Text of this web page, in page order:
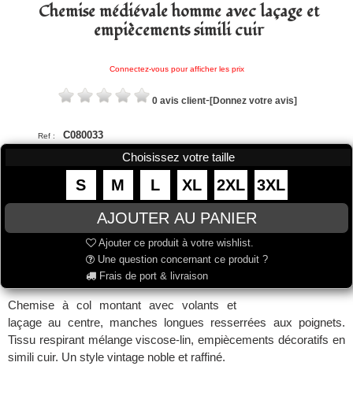
Chemise médiévale homme avec laçage et
empiècements simili cuir
Connectez-vous pour afficher les prix
0 avis client-[Donnez votre avis]
Ref : C080033
Choisissez votre taille
S M L XL 2XL 3XL
Ajouter ce produit à votre wishlist.
Une question concernant ce produit ?
Frais de port & livraison
Chemise à col montant avec volants et
laçage au centre, manches longues resserrées aux poignets.
Tissu respirant mélange viscose-lin, empiècements décoratifs en
simili cuir. Un style vintage noble et raffiné.